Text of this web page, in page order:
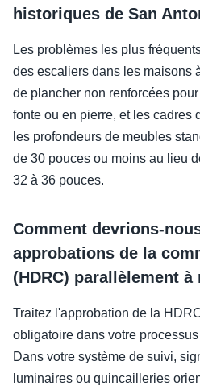
historiques de San
Les problèmes les plus
des escaliers dans les maisons
de plancher non renforcées
fonte ou en pierre, et les cadres
les profondeurs de meubles
de 30 pouces ou moins au lieu
32 à 36 pouces.
Comment devrions-
approbations de la
(HDRC) parallèlement à
Traitez l'approbation de la
obligatoire dans votre
Dans votre système de suivi,
luminaires ou quincailleries